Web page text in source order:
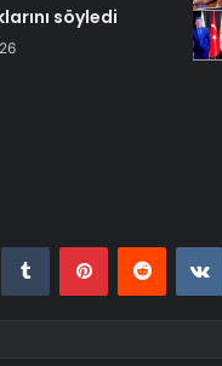
söyledi
Tumblr PinterestReddit